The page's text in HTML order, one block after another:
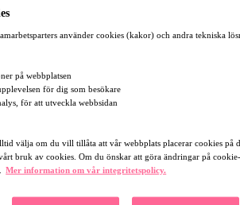
en vandring för MS
QR-kod Kopiera länk
QR-kod Kopiera länk
använder cookies (kakor) och andra tekniska
på webbplatsen
för dig som besökare
för att utveckla webbsidan
välja om du vill tillåta att vår webbplats placerar cookies på
bruk av cookies. Om du önskar att göra ändringar på
Mer information om vår integritetspolicy.